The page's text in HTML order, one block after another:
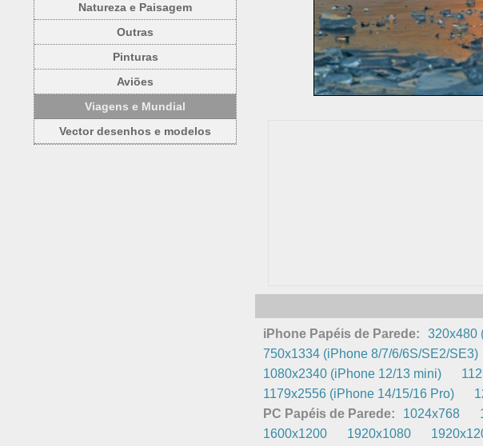
Natureza e Paisagem
Outras
Pinturas
Aviões
Viagens e Mundial
Vector desenhos e modelos
iPhone Papéis de Parede: 320x480
750x1334 (iPhone 8/7/6/6S/SE2/SE3)
1080x2340 (iPhone 12/13 mini)
1179x2556 (iPhone 14/15/16 Pro)
PC Papéis de Parede:
1024x768
1600x1200
1920x1080